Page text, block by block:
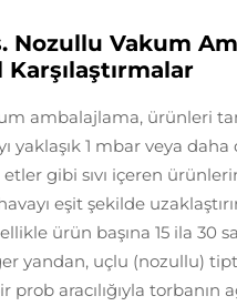
Nozullu Vakum
ambalajlama, ürünleri
yaklaşık 1 mbar veya
gibi sıvı içeren
eşit şekilde
ürün başına 15 ila 30
yandan, uçlu (nozullu)
prob aracılığıyla